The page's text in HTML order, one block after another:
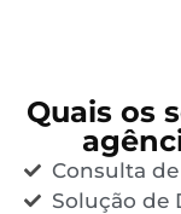
Quais os
Consulta
Solução de